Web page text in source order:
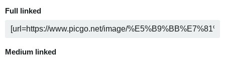
Full linked
Medium linked